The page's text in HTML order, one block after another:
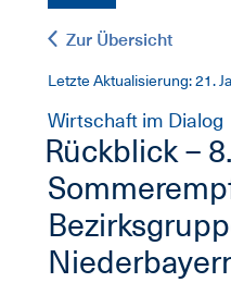
Zur Übersicht
Letzte Aktualisierung: 21.
Wirtschaft im Dialog
Rückblick – 8.